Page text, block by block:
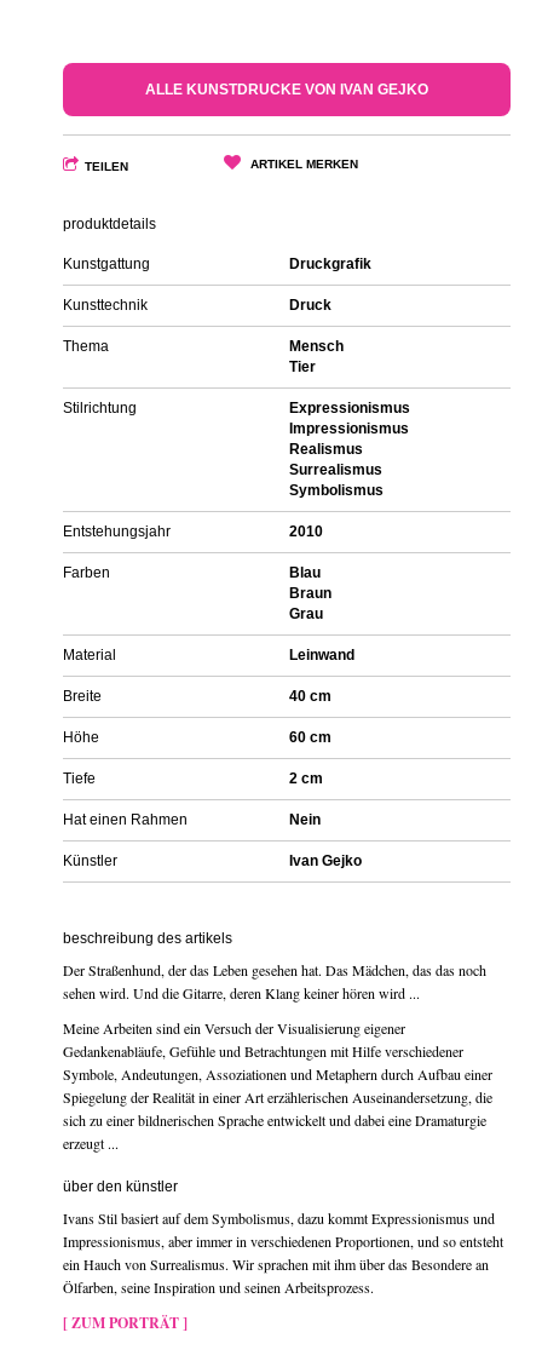
ALLE KUNSTDRUCKE VON IVAN GEJKO
TEILEN ARTIKEL MERKEN
produktdetails
Kunstgattung Druckgrafik
Kunsttechnik Druck
Thema
Mensch
Tier
Stilrichtung
Expressionismus
Impressionismus
Realismus
Surrealismus
Symbolismus
Entstehungsjahr 2010
Farben
Blau
Braun
Grau
Material Leinwand
Breite 40 cm
Höhe 60 cm
Tiefe 2 cm
Hat einen Rahmen Nein
Künstler Ivan Gejko
beschreibung des artikels
Der Straßenhund, der das Leben gesehen hat. Das Mädchen, das das noch
sehen wird. Und die Gitarre, deren Klang keiner hören wird ...
Meine Arbeiten sind ein Versuch der Visualisierung eigener
Gedankenabläufe, Gefühle und Betrachtungen mit Hilfe verschiedener
Symbole, Andeutungen, Assoziationen und Metaphern durch Aufbau einer
Spiegelung der Realität in einer Art erzählerischen Auseinandersetzung, die
sich zu einer bildnerischen Sprache entwickelt und dabei eine Dramaturgie
erzeugt ...
über den künstler
Ivans Stil basiert auf dem Symbolismus, dazu kommt Expressionismus und
Impressionismus, aber immer in verschiedenen Proportionen, und so entsteht
ein Hauch von Surrealismus. Wir sprachen mit ihm über das Besondere an
Ölfarben, seine Inspiration und seinen Arbeitsprozess.
[ ZUM PORTRÄT ]